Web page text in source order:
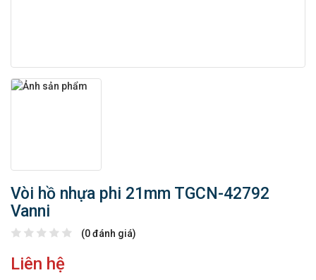
Vòi hồ nhựa phi 21mm TGCN-42792
Vanni
(0 đánh giá)
Liên hệ